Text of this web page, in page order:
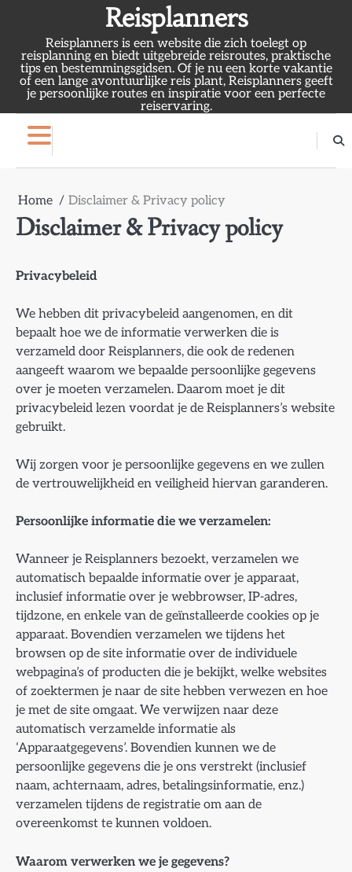
Reisplanners
Reisplanners is een website die zich toelegt op
reisplanning en biedt uitgebreide reisroutes, praktische
tips en bestemmingsgidsen. Of je nu een korte vakantie
of een lange avontuurlijke reis plant, Reisplanners geeft
je persoonlijke routes en inspiratie voor een perfecte
reiservaring.
Home Disclaimer & Privacy policy
Disclaimer & Privacy policy
Privacybeleid
We hebben dit privacybeleid aangenomen, en dit
bepaalt hoe we de informatie verwerken die is
verzameld door Reisplanners, die ook de redenen
aangeeft waarom we bepaalde persoonlijke gegevens
over je moeten verzamelen. Daarom moet je dit
privacybeleid lezen voordat je de Reisplanners’s website
gebruikt.
Wij zorgen voor je persoonlijke gegevens en we zullen
de vertrouwelijkheid en veiligheid hiervan garanderen.
Persoonlijke informatie die we verzamelen:
Wanneer je Reisplanners bezoekt, verzamelen we
automatisch bepaalde informatie over je apparaat,
inclusief informatie over je webbrowser, IP-adres,
tijdzone, en enkele van de geïnstalleerde cookies op je
apparaat. Bovendien verzamelen we tijdens het
browsen op de site informatie over de individuele
webpagina’s of producten die je bekijkt, welke websites
of zoektermen je naar de site hebben verwezen en hoe
je met de site omgaat. We verwijzen naar deze
automatisch verzamelde informatie als
‘Apparaatgegevens’. Bovendien kunnen we de
persoonlijke gegevens die je ons verstrekt (inclusief
naam, achternaam, adres, betalingsinformatie, enz.)
verzamelen tijdens de registratie om aan de
overeenkomst te kunnen voldoen.
Waarom verwerken we je gegevens?